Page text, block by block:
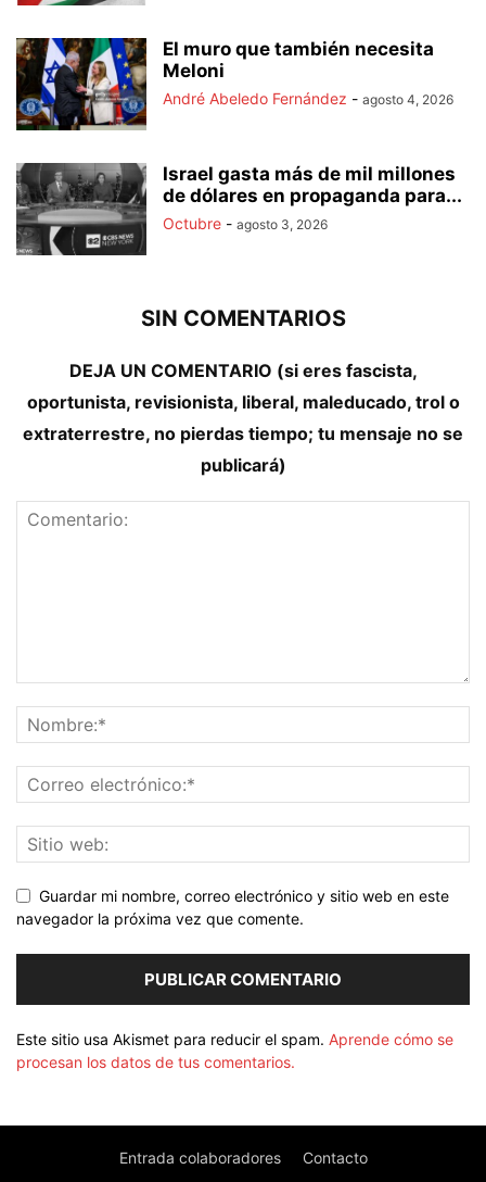
El muro que también necesita
Meloni
André Abeledo Fernández - agosto 4, 2026
Israel gasta más de mil millones
de dólares en propaganda para...
Octubre - agosto 3, 2026
SIN COMENTARIOS
DEJA UN COMENTARIO (si eres fascista,
oportunista, revisionista, liberal, maleducado, trol o
extraterrestre, no pierdas tiempo; tu mensaje no se
publicará)
Guardar mi nombre, correo electrónico y sitio web en este
navegador la próxima vez que comente.
Este sitio usa Akismet para reducir el spam. Aprende cómo se
procesan los datos de tus comentarios.
Entrada colaboradores Contacto